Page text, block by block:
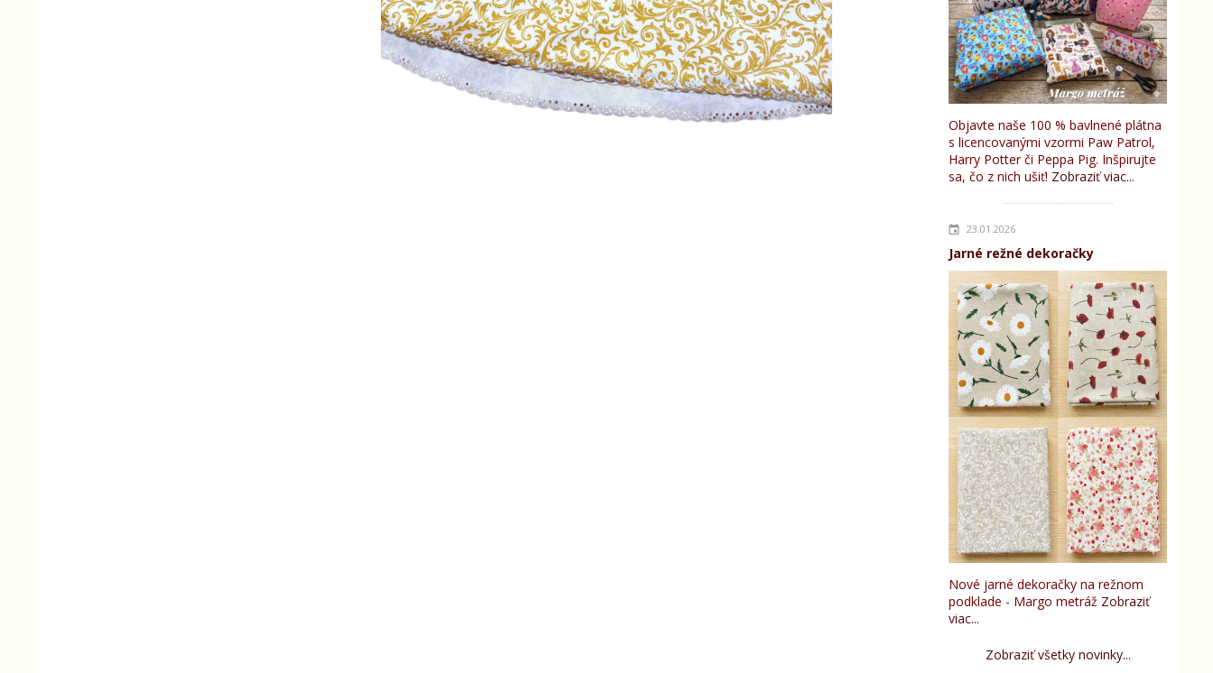
Objavte naše 100 % bavlnené plátna
s licencovanými vzormi Paw Patrol,
Harry Potter či Peppa Pig. Inšpirujte
sa, čo z nich ušiť! Zobraziť viac...
23.01.2026
Jarné režné dekoračky
Nové jarné dekoračky na režnom
podklade - Margo metráž Zobraziť
viac...
Zobraziť všetky novinky...